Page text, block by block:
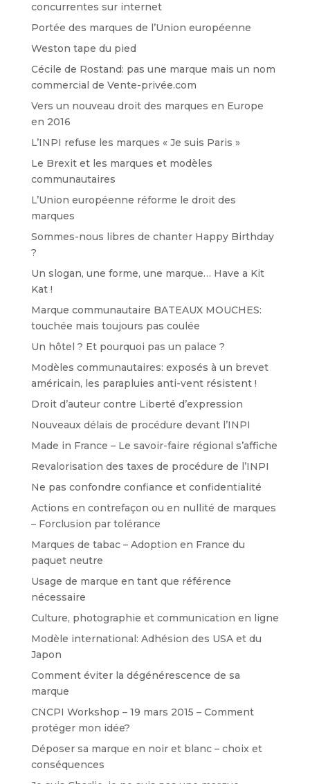
concurrentes sur internet
Portée des marques de l’Union européenne
Weston tape du pied
Cécile de Rostand: pas une marque mais un nom
commercial de Vente-privée.com
Vers un nouveau droit des marques en Europe
en 2016
L’INPI refuse les marques « Je suis Paris »
Le Brexit et les marques et modèles
communautaires
L’Union européenne réforme le droit des
marques
Sommes-nous libres de chanter Happy Birthday
?
Un slogan, une forme, une marque… Have a Kit
Kat !
Marque communautaire BATEAUX MOUCHES:
touchée mais toujours pas coulée
Un hôtel ? Et pourquoi pas un palace ?
Modèles communautaires: exposés à un brevet
américain, les parapluies anti-vent résistent !
Droit d’auteur contre Liberté d’expression
Nouveaux délais de procédure devant l’INPI
Made in France – Le savoir-faire régional s’affiche
Revalorisation des taxes de procédure de l’INPI
Ne pas confondre confiance et confidentialité
Actions en contrefaçon ou en nullité de marques
– Forclusion par tolérance
Marques de tabac – Adoption en France du
paquet neutre
Usage de marque en tant que référence
nécessaire
Culture, photographie et communication en ligne
Modèle international: Adhésion des USA et du
Japon
Comment éviter la dégénérescence de sa
marque
CNCPI Workshop – 19 mars 2015 – Comment
protéger mon idée?
Déposer sa marque en noir et blanc – choix et
conséquences